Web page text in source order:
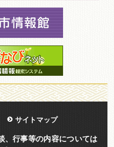
サイトマップ
、行事等の内容については